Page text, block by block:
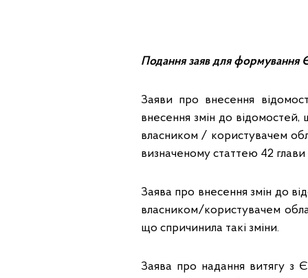
Подання заяв для формування
Заяви про внесення
внесення змін до відомостей,
власником / користувачем
визначеному статтею 42
Заява про внесення змін до
власником/користувачем
що спричинила такі зміни.
Заява про надання витягу з